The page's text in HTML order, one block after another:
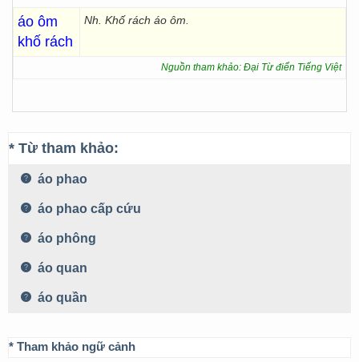
áo ôm
khố rách
Nh. Khố rách áo ôm.
Nguồn tham khảo: Đại Từ điển Tiếng Việt
* Từ tham khảo:
áo phao
áo phao cấp cứu
áo phông
áo quan
áo quần
* Tham khảo ngữ cảnh